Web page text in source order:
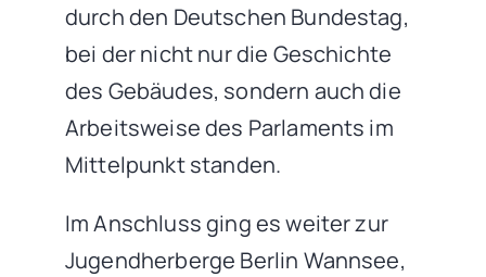
durch den Deutschen Bundestag,
bei der nicht nur die Geschichte
des Gebäudes, sondern auch die
Arbeitsweise des Parlaments im
Mittelpunkt standen.
Im Anschluss ging es weiter zur
Jugendherberge Berlin Wannsee,